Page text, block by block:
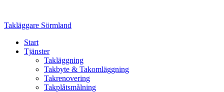
content
Takläggare Sörmland
Start
Tjänster
Takläggning
Takbyte & Takomläggning
Takrenovering
Takplåtsmålning